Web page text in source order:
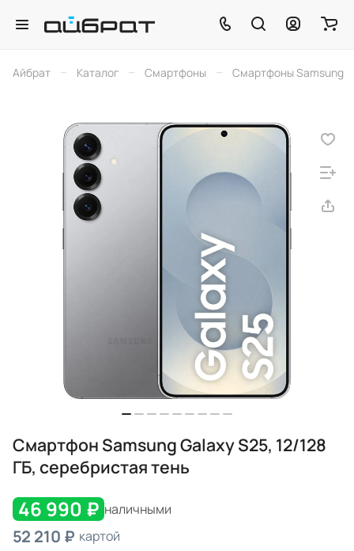
Айбрат – Каталог – Смартфоны – Смартфоны Samsung
Смартфон Samsung Galaxy S25, 12/128
ГБ, серебристая тень
46 990 ₽ наличными
52 210 ₽ картой